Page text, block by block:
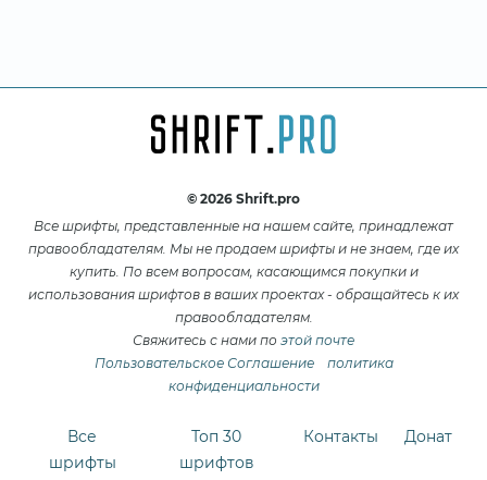
© 2026 Shrift.pro
Все шрифты, представленные на нашем сайте, принадлежат
правообладателям. Мы не продаем шрифты и не знаем, где их
купить. По всем вопросам, касающимся покупки и
использования шрифтов в ваших проектах - обращайтесь к их
правообладателям.
Свяжитесь с нами по этой почте
Пользовательское Соглашение
политика
конфиденциальности
Все
шрифты
Топ 30
шрифтов
Контакты Донат